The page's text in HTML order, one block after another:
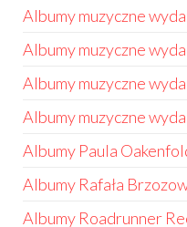
Albumy muzyczne
Albumy muzyczne
Albumy muzyczne
Albumy muzyczne
Albumy Paula
Albumy Rafała
Albumy Roadrunner